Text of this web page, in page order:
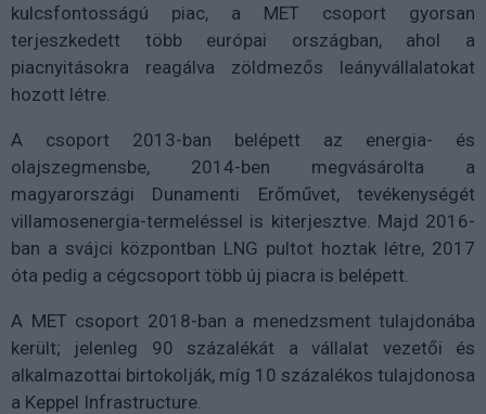
kulcsfontosságú piac, a MET csoport gyorsan
terjeszkedett több európai országban, ahol a
piacnyitásokra reagálva zöldmezős leányvállalatokat
hozott létre.
A csoport 2013-ban belépett az energia- és
olajszegmensbe, 2014-ben megvásárolta a
magyarországi Dunamenti Erőművet, tevékenységét
villamosenergia-termeléssel is kiterjesztve. Majd 2016-
ban a svájci központban LNG pultot hoztak létre, 2017
óta pedig a cégcsoport több új piacra is belépett.
A MET csoport 2018-ban a menedzsment tulajdonába
került; jelenleg 90 százalékát a vállalat vezetői és
alkalmazottai birtokolják, míg 10 százalékos tulajdonosa
a Keppel Infrastructure.